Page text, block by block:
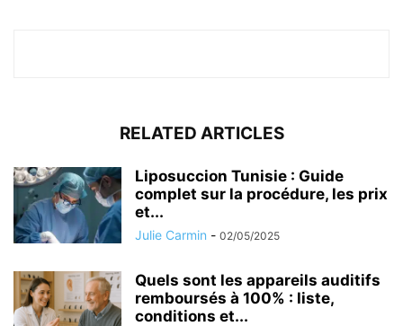
RELATED ARTICLES
Liposuccion Tunisie : Guide
complet sur la procédure, les prix
et...
Julie Carmin - 02/05/2025
Quels sont les appareils auditifs
remboursés à 100% : liste,
conditions et...